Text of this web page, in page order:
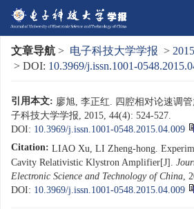
文章导航 > 电子科技大学学报 > 2015
> DOI: 10.3969/j.issn.1001-
引用本文: 廖旭, 李正红. 四腔相对论速调
子科技大学学报, 2015, 44(4): 524-527.
DOI: 10.3969/j.issn.1001-0548.2015.04.009
Citation: LIAO Xu, LI Zheng-hong.
Cavity Relativistic Klystron Amplifier[J].
Electronic Science and Technology of China,
DOI: 10.3969/j.issn.1001-0548.2015.04.009